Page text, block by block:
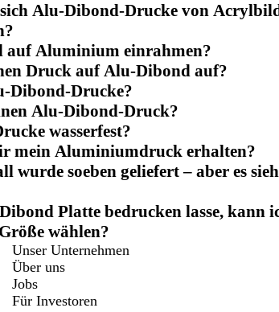
Alu-Dibond-Drucke von
auf Aluminium einrahmen?
Druck auf Alu-Dibond auf?
Dibond-Drucke?
Alu-Dibond-Druck?
wasserfest?
mein Aluminiumdruck erhalten?
wurde soeben geliefert – aber es
Platte bedrucken lasse, kann
wählen?
Unser Unternehmen
Über uns
Jobs
Für Investoren